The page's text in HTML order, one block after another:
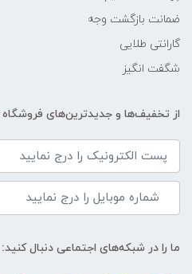
حافظه اختصاصی
4GB
اندازه صفحه
ضمانت بازگشت وجه
گارانتی طلایی
شگفت انگیز
از تخفیف‌ها و جدیدترین‌های فروشگاه
ما را در شبکه‌های اجتماعی دنبال کنید: